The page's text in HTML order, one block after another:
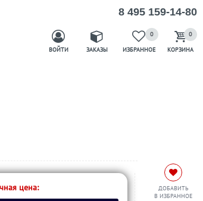
8 495 159-14-80
ВОЙТИ ЗАКАЗЫ ИЗБРАННОЕ
0
КОРЗИНА
0
ДОБАВИТЬ
В ИЗБРАННОЕ
цена: